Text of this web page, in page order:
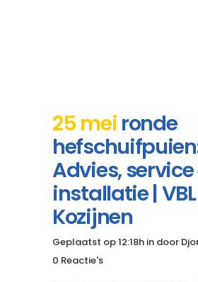
25 mei ronde
Advies, service
installatie | VBL
Kozijnen
Geplaatst op 12:18h in door
0 Reactie's